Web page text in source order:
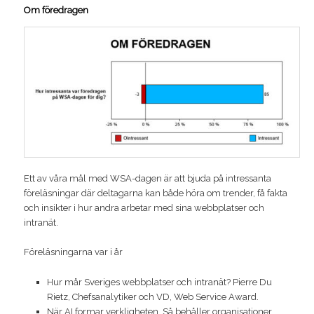
Om föredragen
Ett av våra mål med WSA-dagen är att bjuda på intressanta
föreläsningar där deltagarna kan både höra om trender, få fakta
och insikter i hur andra arbetar med sina webbplatser och
intranät.
Föreläsningarna var i år
Hur mår Sveriges webbplatser och intranät? Pierre Du
Rietz, Chefsanalytiker och VD, Web Service Award.
När AI formar verkligheten. Så behåller organisationer